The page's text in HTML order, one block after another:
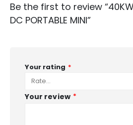
Be the first to review “40KW
DC PORTABLE MINI”
Your rating *
Your review *